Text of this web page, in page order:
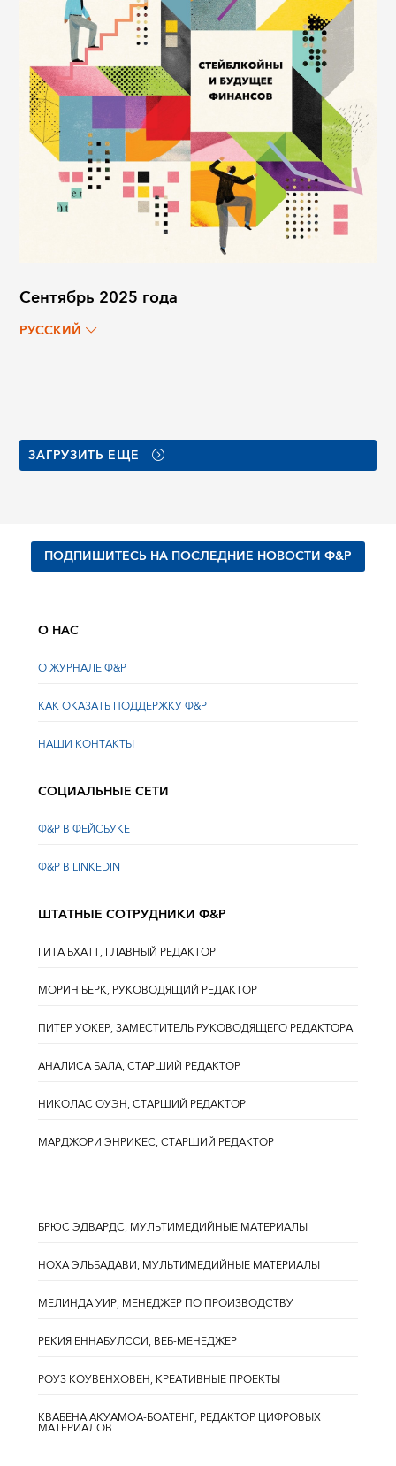
Сентябрь 2025 года
РУССКИЙ
ЗАГРУЗИТЬ ЕЩЕ
ПОДПИШИТЕСЬ НА ПОСЛЕДНИЕ НОВОСТИ Ф&Р
О НАС
О ЖУРНАЛЕ Ф&Р
КАК ОКАЗАТЬ ПОДДЕРЖКУ Ф&Р
НАШИ КОНТАКТЫ
СОЦИАЛЬНЫЕ СЕТИ
Ф&Р В ФЕЙСБУКЕ
Ф&Р В LINKEDIN
ШТАТНЫЕ СОТРУДНИКИ Ф&Р
ГИТА БХАТТ, ГЛАВНЫЙ РЕДАКТОР
МОРИН БЕРК, РУКОВОДЯЩИЙ РЕДАКТОР
ПИТЕР УОКЕР, ЗАМЕСТИТЕЛЬ РУКОВОДЯЩЕГО РЕДАКТОРА
АНАЛИСА БАЛА, СТАРШИЙ РЕДАКТОР
НИКОЛАС ОУЭН, СТАРШИЙ РЕДАКТОР
МАРДЖОРИ ЭНРИКЕС, СТАРШИЙ РЕДАКТОР
БРЮС ЭДВАРДС, МУЛЬТИМЕДИЙНЫЕ МАТЕРИАЛЫ
НОХА ЭЛЬБАДАВИ, МУЛЬТИМЕДИЙНЫЕ МАТЕРИАЛЫ
МЕЛИНДА УИР, МЕНЕДЖЕР ПО ПРОИЗВОДСТВУ
РЕКИЯ ЕННАБУЛССИ, ВЕБ-МЕНЕДЖЕР
РОУЗ КОУВЕНХОВЕН, КРЕАТИВНЫЕ ПРОЕКТЫ
КВАБЕНА АКУАМОА-БОАТЕНГ, РЕДАКТОР ЦИФРОВЫХ
МАТЕРИАЛОВ